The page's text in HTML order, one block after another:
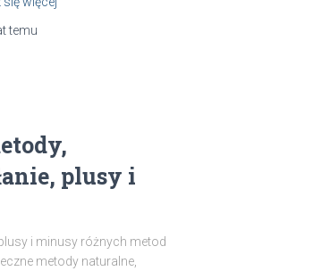
temu
plusy i
i minusy różnych metod
metody naturalne,